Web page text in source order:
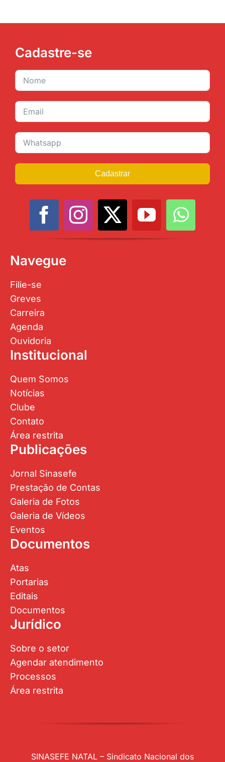
Cadastre-se
Cadastrar
Navegue
Filie-se
Greves
Carreira
Agenda
Ouvidoria
Institucional
Quem Somos
Notícias
Clube
Contato
Área restrita
Publicações
Jornal Sinasefe
Prestação de Contas
Galeria de Fotos
Galeria de Vídeos
Eventos
Documentos
Atas
Portarias
Editais
Documentos
Jurídico
Sobre o setor
Agendar atendimento
Processos
Área restrita
SINASEFE NATAL – Sindicato Nacional dos